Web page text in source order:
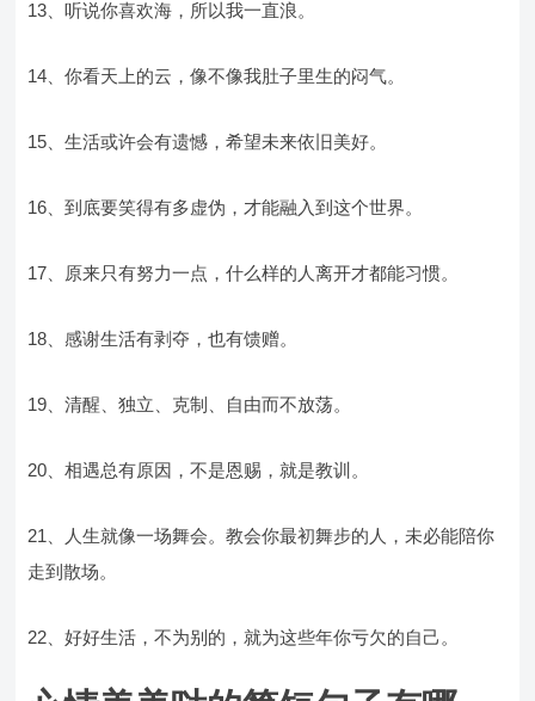
13、听说你喜欢海，所以我一直浪。
14、你看天上的云，像不像我肚子里生的闷气。
15、生活或许会有遗憾，希望未来依旧美好。
16、到底要笑得有多虚伪，才能融入到这个世界。
17、原来只有努力一点，什么样的人离开才都能习惯。
18、感谢生活有剥夺，也有馈赠。
19、清醒、独立、克制、自由而不放荡。
20、相遇总有原因，不是恩赐，就是教训。
21、人生就像一场舞会。教会你最初舞步的人，未必能陪你
走到散场。
22、好好生活，不为别的，就为这些年你亏欠的自己。